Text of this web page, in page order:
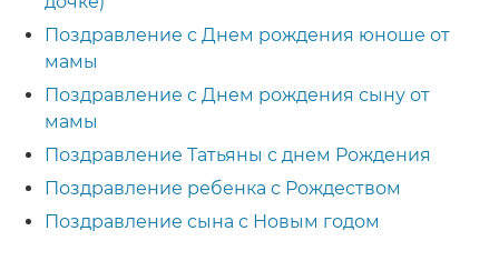
Поздравление с Днем рождения юноше от
мамы
Поздравление с Днем рождения сыну от
мамы
Поздравление Татьяны с днем Рождения
Поздравление ребенка с Рождеством
Поздравление сына с Новым годом